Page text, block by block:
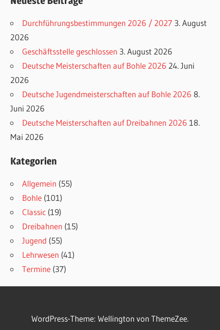
Durchführungsbestimmungen 2026 / 2027 3. August
2026
Geschäftsstelle geschlossen 3. August 2026
Deutsche Meisterschaften auf Bohle 2026 24. Juni
2026
Deutsche Jugendmeisterschaften auf Bohle 2026 8.
Juni 2026
Deutsche Meisterschaften auf Dreibahnen 2026 18.
Mai 2026
Kategorien
Allgemein (55)
Bohle (101)
Classic (19)
Dreibahnen (15)
Jugend (55)
Lehrwesen (41)
Termine (37)
WordPress-Theme: Wellington von ThemeZee.